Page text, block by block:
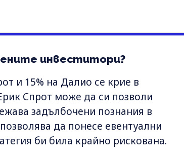
инвеститори?
и 15% на Далио се крие в
Спрот може да си позволи
задълбочени познания в
да понесе евентуални
би била крайно рискована.